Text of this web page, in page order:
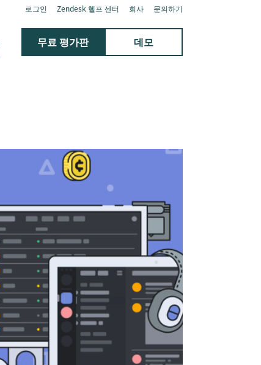
로그인 Zendesk 헬프 센터 회사 문의하기
무료 평가판 데모